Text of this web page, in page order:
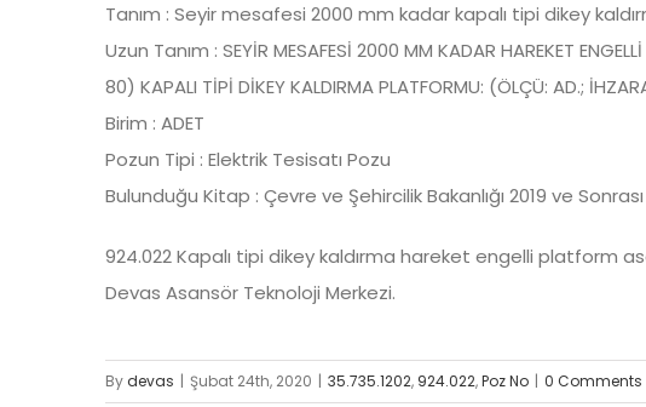
Tanım : Seyir mesafesi 2000 mm kadar kapalı tipi dikey
Uzun Tanım : SEYİR MESAFESİ 2000 MM KADAR HAREKET
80) KAPALI TİPİ DİKEY KALDIRMA PLATFORMU: (ÖLÇÜ: AD.;
Birim : ADET
Pozun Tipi : Elektrik Tesisatı Pozu
Bulunduğu Kitap : Çevre ve Şehircilik Bakanlığı 2019 ve Sonrası
924.022 Kapalı tipi dikey kaldırma hareket engelli platform
Devas Asansör Teknoloji Merkezi.
Bydevas | Şubat 24th, 2020 | 35.735.1202, 924.022,Poz No | 0 Comments